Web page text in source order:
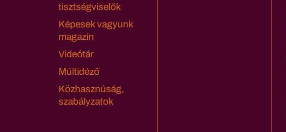
tisztségviselők
Képesek vagyunk
magazin
Videótár
Múltidéző
Közhasznúság,
szabályzatok